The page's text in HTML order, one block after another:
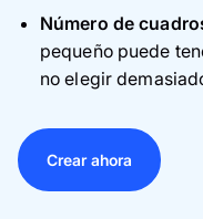
Número de
pequeño puede
no elegir
Crear ahora